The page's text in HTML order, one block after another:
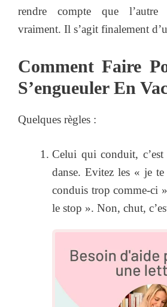
rendre compte que l’autre
vraiment. Il s’agit finalement
Comment Faire
S’engueuler En
Quelques règles :
Celui qui conduit,
danse. Evitez les « je
conduis trop comme-ci
le stop ». Non, chut,